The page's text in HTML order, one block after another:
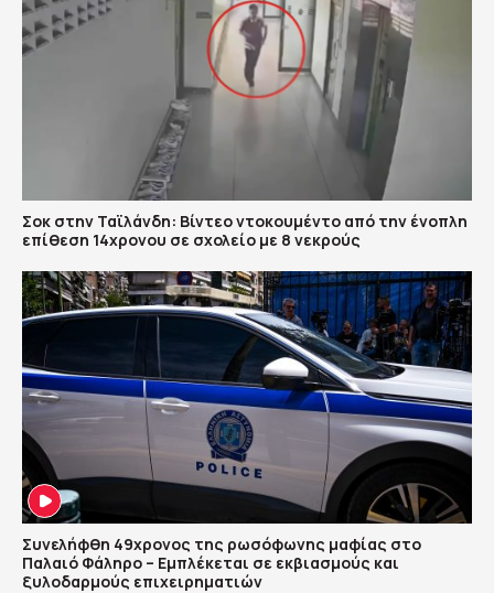
Σοκ στην Ταϊλάνδη: Βίντεο ντοκουμέντο από την ένοπλη
επίθεση 14χρονου σε σχολείο με 8 νεκρούς
Συνελήφθη 49χρονος της ρωσόφωνης μαφίας στο
Παλαιό Φάληρο – Εμπλέκεται σε εκβιασμούς και
ξυλοδαρμούς επιχειρηματιών